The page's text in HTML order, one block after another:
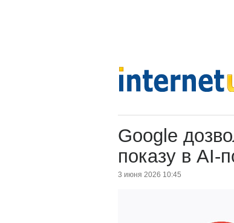
Google
показу в AI-
3 июня 2026 10:45